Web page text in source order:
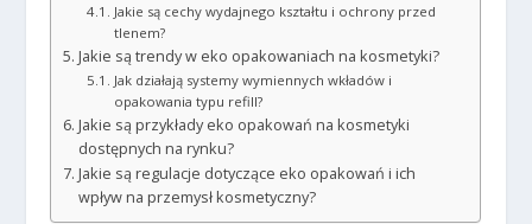
Jakie są cechy wydajnego kształtu i ochrony przed
tlenem?
Jakie są trendy w eko opakowaniach na kosmetyki?
Jak działają systemy wymiennych wkładów i
opakowania typu refill?
Jakie są przykłady eko opakowań na kosmetyki
dostępnych na rynku?
Jakie są regulacje dotyczące eko opakowań i ich
wpływ na przemysł kosmetyczny?